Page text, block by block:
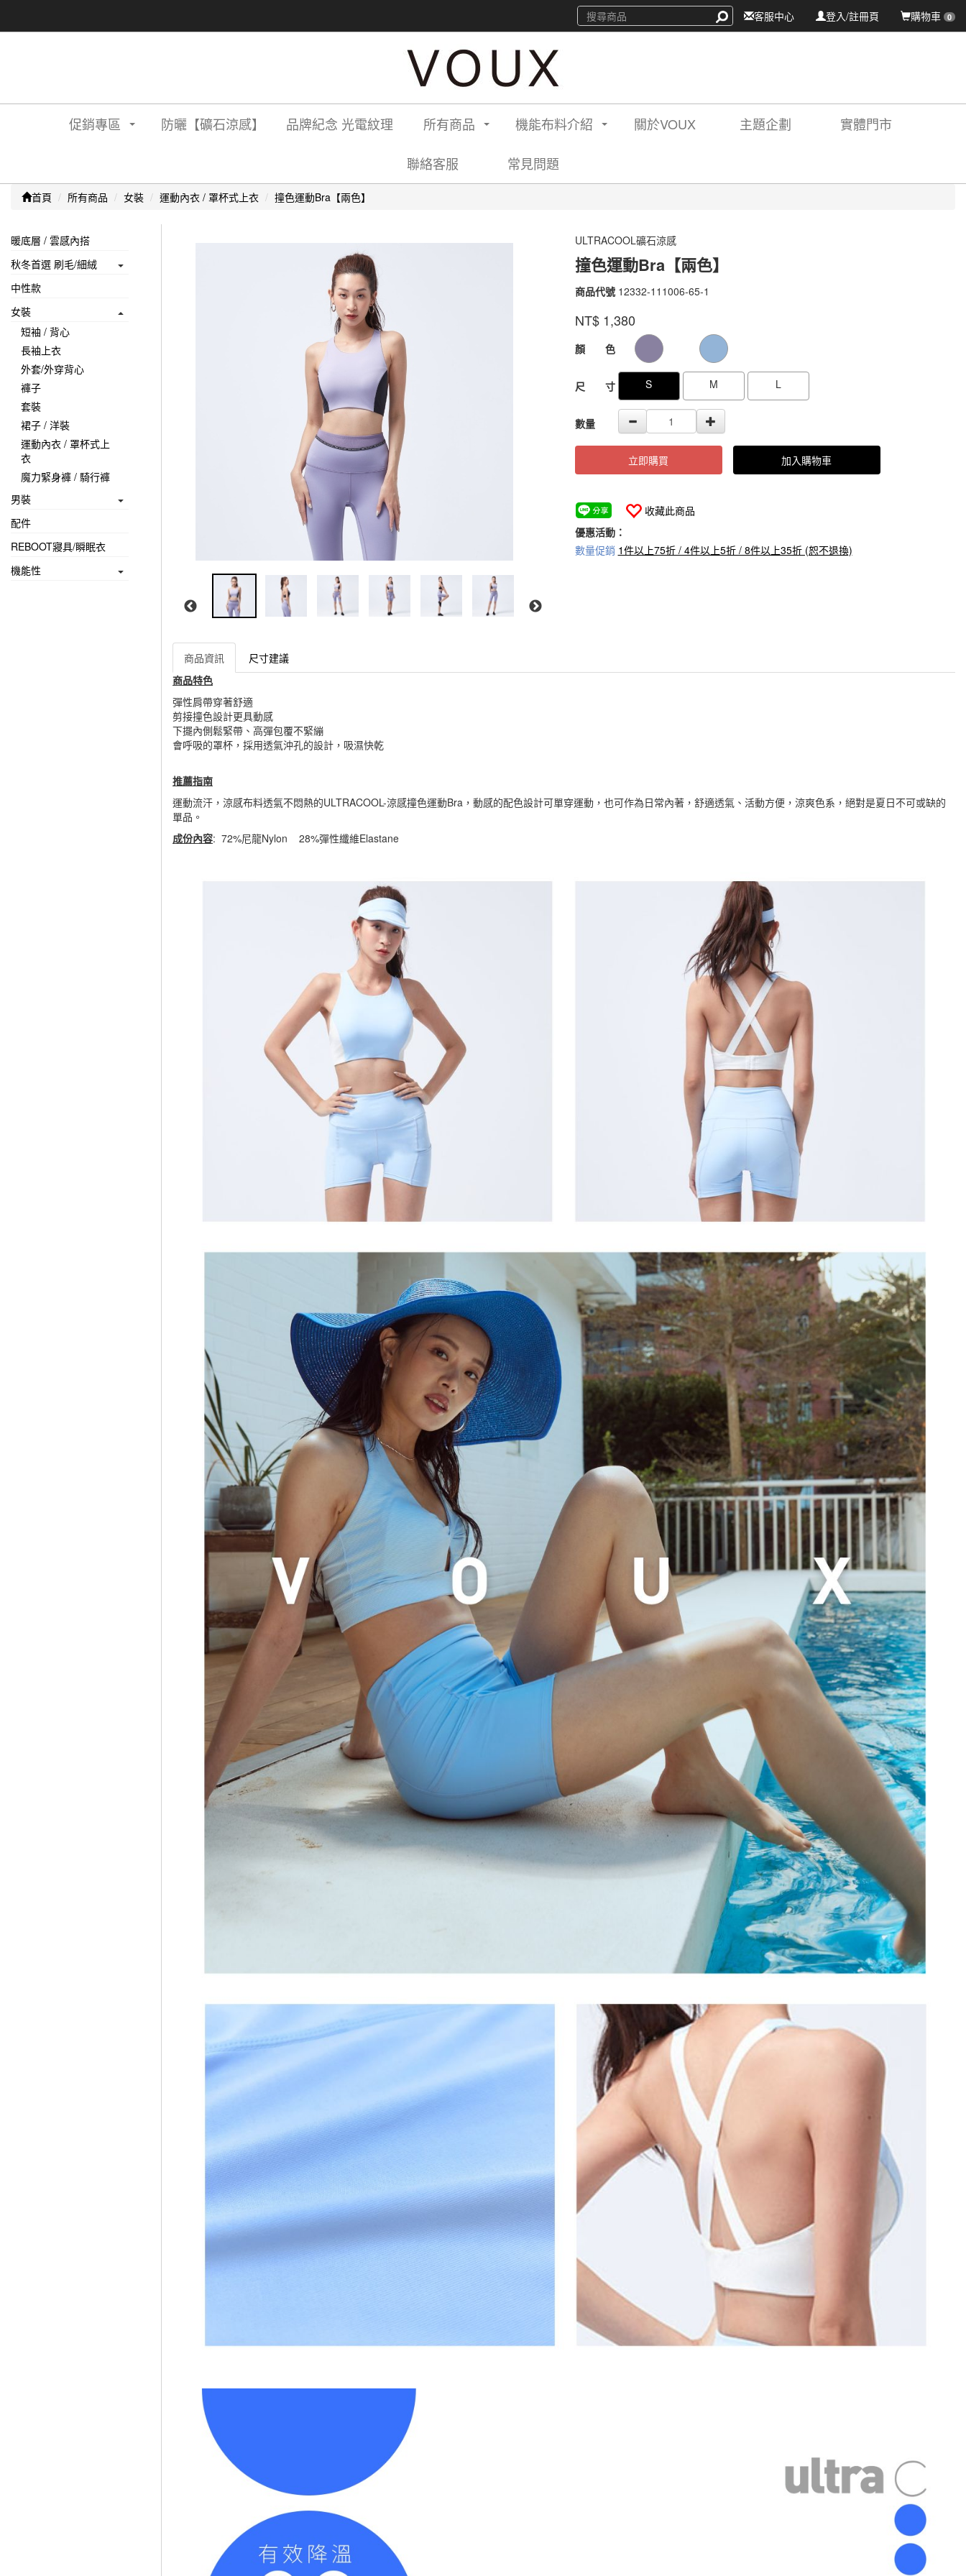
購物車 0
登入/註冊頁
客服中心
促銷專區 防曬【礦石涼感】 品牌紀念 光電紋理 所有商品 機能布料介紹 關於VOUX 主題企劃 實體門市
聯絡客服 常見問題
首頁 所有商品 女裝 運動內衣 / 罩杯式上衣 撞色運動Bra【兩色】
暖底層 / 雲感內搭
秋冬首選 刷毛/細絨
中性款
女裝
短袖 / 背心
長袖上衣
外套/外穿背心
褲子
套裝
裙子 / 洋裝
運動內衣 / 罩杯式上
衣
魔力緊身褲 / 騎行褲
男裝
配件
REBOOT寢具/瞬眠衣
機能性
ULTRACOOL礦石涼感
撞色運動Bra【兩色】
商品代號 12332-111006-65-1
12332-
65-
品牌 VOUX
NT$ 1,380
GOODS000000000000000104436
顏 色
尺 寸 S M L
數量
立即購買 加入購物車
收藏此商品
優惠活動：
數量促銷 1件以上75折 / 4件以上5折 / 8件以上35折 (恕不退換)
商品資訊
尺寸建議
商品特色
彈性肩帶穿著舒適
剪接撞色設計更具動感
下擺內側鬆緊帶、高彈包覆不緊繃
會呼吸的罩杯，採用透氣沖孔的設計，吸濕快乾
推薦指南
運動流汗，涼感布料透氣不悶熱的ULTRACOOL-涼感撞色運動Bra，動感的配色設計可單穿運動，也可作為日常內著，舒適透氣、活動方便，涼爽色系，絕對是夏日不可或缺的
單品。
成份內容: 72%尼龍Nylon 28%彈性纖維Elastane